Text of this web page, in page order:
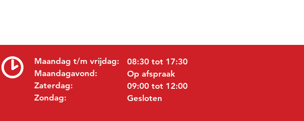
Maandag t/m vrijdag:
Maandagavond:
Zaterdag:
Zondag:
08:30 tot 17:30
Op afspraak
09:00 tot 12:00
Gesloten